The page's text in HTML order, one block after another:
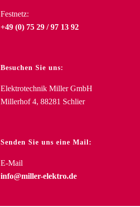
Festnetz:
+49 (0) 75 29 / 97 13 92
Besuchen Sie uns:
Elektrotechnik Miller GmbH
Millerhof 4, 88281 Schlier
Senden Sie uns eine Mail:
E-Mail
info@miller-elektro.de